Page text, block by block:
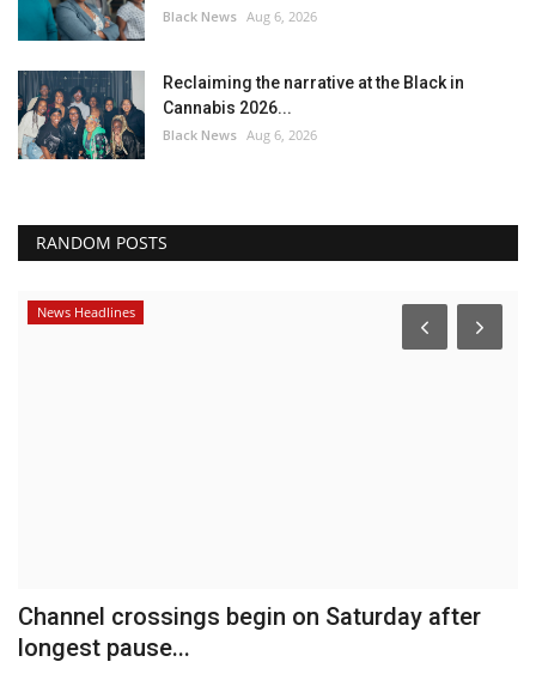
Black News Aug 6, 2026
Reclaiming the narrative at the Black in
Cannabis 2026...
Black News Aug 6, 2026
RANDOM POSTS
News Headlines
Channel crossings begin on Saturday after
longest pause...